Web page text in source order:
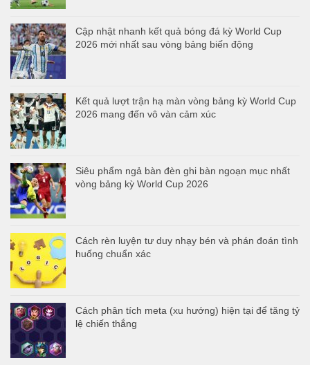
Cập nhật nhanh kết quả bóng đá kỳ World Cup
2026 mới nhất sau vòng bảng biến động
Kết quả lượt trận hạ màn vòng bảng kỳ World Cup
2026 mang đến vô vàn cảm xúc
Siêu phẩm ngả bàn đèn ghi bàn ngoạn mục nhất
vòng bảng kỳ World Cup 2026
Cách rèn luyện tư duy nhạy bén và phán đoán tình
huống chuẩn xác
Cách phân tích meta (xu hướng) hiện tại để tăng tỷ
lệ chiến thắng